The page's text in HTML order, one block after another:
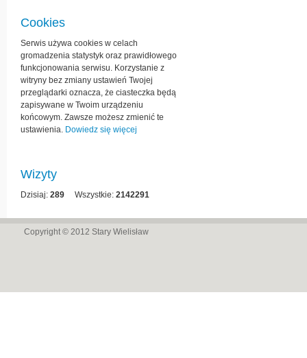
Cookies
Serwis używa cookies w celach
gromadzenia statystyk oraz prawidłowego
funkcjonowania serwisu. Korzystanie z
witryny bez zmiany ustawień Twojej
przeglądarki oznacza, że ciasteczka będą
zapisywane w Twoim urządzeniu
końcowym. Zawsze możesz zmienić te
ustawienia. Dowiedz się więcej
Wizyty
Dzisiaj: 289 Wszystkie: 2142291
Copyright © 2012 Stary Wielisław